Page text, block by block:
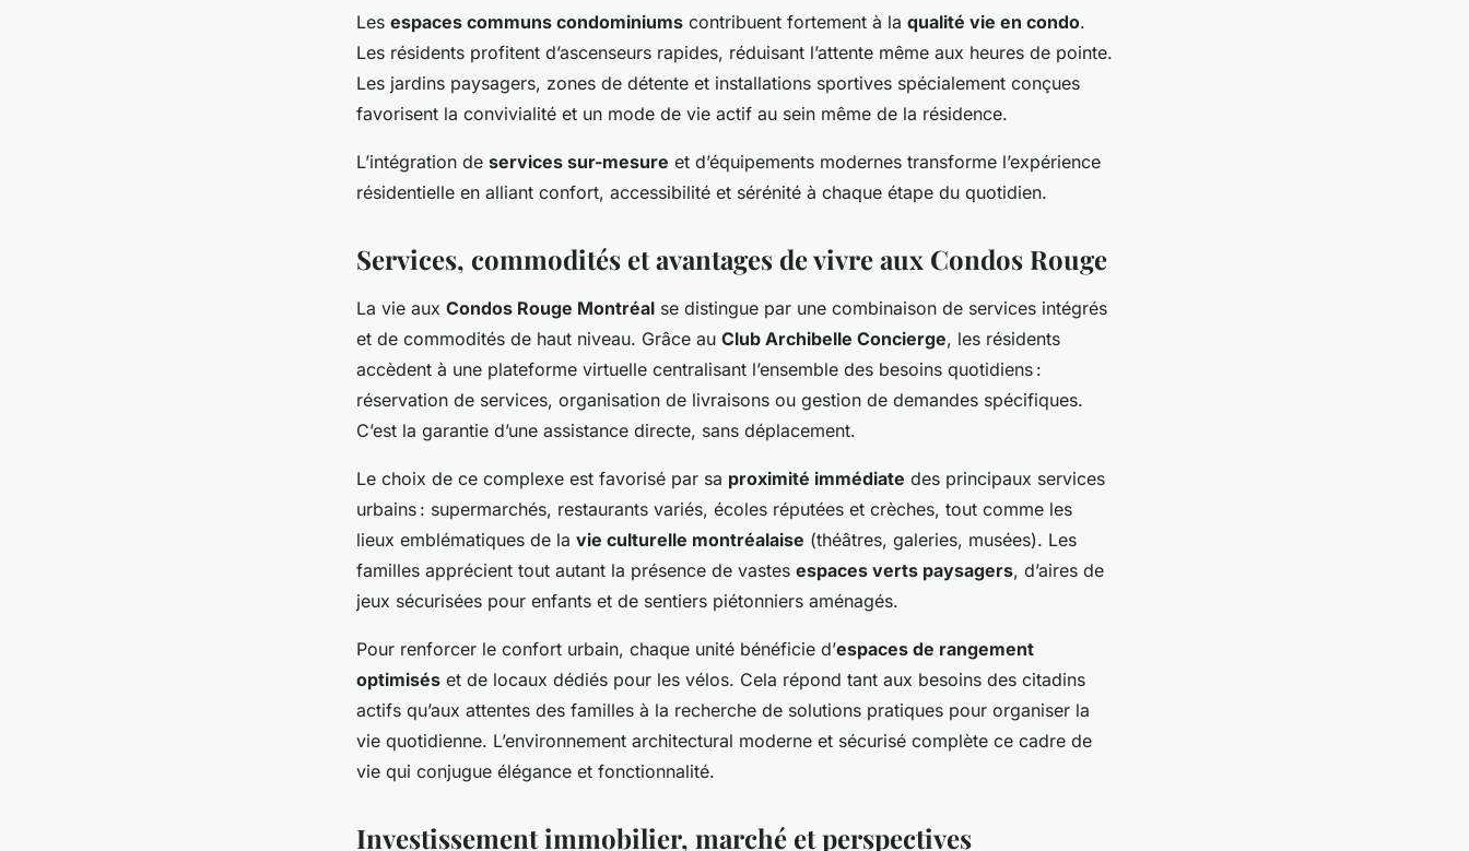
Les espaces communs condominiums contribuent fortement à la qualité vie en condo.
Les résidents profitent d’ascenseurs rapides, réduisant l’attente même aux heures de pointe.
Les jardins paysagers, zones de détente et installations sportives spécialement conçues
favorisent la convivialité et un mode de vie actif au sein même de la résidence.
L’intégration de services sur-mesure et d’équipements modernes transforme l’expérience
résidentielle en alliant confort, accessibilité et sérénité à chaque étape du quotidien.
Services, commodités et avantages de vivre aux Condos Rouge
La vie aux Condos Rouge Montréal se distingue par une combinaison de services intégrés
et de commodités de haut niveau. Grâce au Club Archibelle Concierge, les résidents
accèdent à une plateforme virtuelle centralisant l’ensemble des besoins quotidiens :
réservation de services, organisation de livraisons ou gestion de demandes spécifiques.
C’est la garantie d’une assistance directe, sans déplacement.
Le choix de ce complexe est favorisé par sa proximité immédiate des principaux services
urbains : supermarchés, restaurants variés, écoles réputées et crèches, tout comme les
lieux emblématiques de la vie culturelle montréalaise (théâtres, galeries, musées). Les
familles apprécient tout autant la présence de vastes espaces verts paysagers, d’aires de
jeux sécurisées pour enfants et de sentiers piétonniers aménagés.
Pour renforcer le confort urbain, chaque unité bénéficie d’espaces de rangement
optimisés et de locaux dédiés pour les vélos. Cela répond tant aux besoins des citadins
actifs qu’aux attentes des familles à la recherche de solutions pratiques pour organiser la
vie quotidienne. L’environnement architectural moderne et sécurisé complète ce cadre de
vie qui conjugue élégance et fonctionnalité.
Investissement immobilier, marché et perspectives